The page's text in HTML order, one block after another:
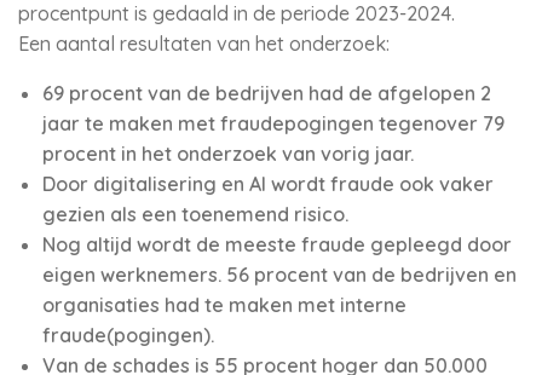
procentpunt is gedaald in de periode 2023-2024.
Een aantal resultaten van het onderzoek:
69 procent van de bedrijven had de afgelopen 2
jaar te maken met fraudepogingen tegenover 79
procent in het onderzoek van vorig jaar.
Door digitalisering en AI wordt fraude ook vaker
gezien als een toenemend risico.
Nog altijd wordt de meeste fraude gepleegd door
eigen werknemers. 56 procent van de bedrijven en
organisaties had te maken met interne
fraude(pogingen).
Van de schades is 55 procent hoger dan 50.000